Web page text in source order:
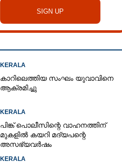
KERALA
കാറിലെത്തിയ സംഘം യുവാവിനെ
ആക്രമിച്ചു
KERALA
പിങ്ക് പൊലീസിന്റെ വാഹനത്തിന്
മുകളിൽ കയറി മദ്യപന്റെ
അസഭ്യവ‌ർഷം
KERALA